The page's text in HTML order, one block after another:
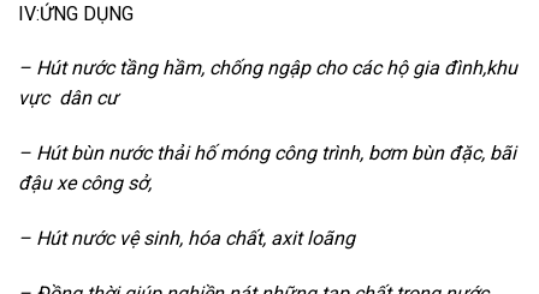
IV:ỨNG DỤNG
– Hút nước tầng hầm, chống ngập cho các hộ gia đình,khu
vực dân cư
– Hút bùn nước thải hố móng công trình, bơm bùn đặc, bãi
đậu xe công sở,
– Hút nước vệ sinh, hóa chất, axit loãng